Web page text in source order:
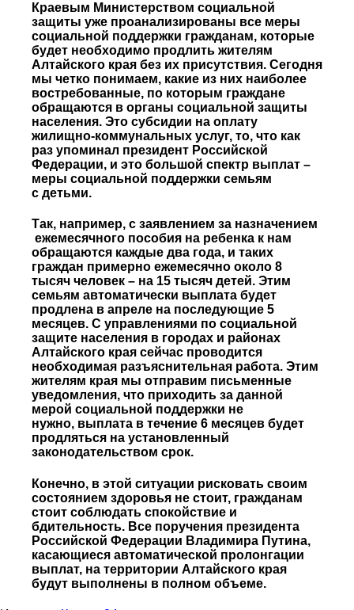
Краевым Министерством социальной
защиты уже проанализированы все меры
социальной поддержки гражданам, которые
будет необходимо продлить жителям
Алтайского края без их присутствия. Сегодня
мы четко понимаем, какие из них наиболее
востребованные, по которым граждане
обращаются в органы социальной защиты
населения. Это субсидии на оплату
жилищно-коммунальных услуг, то, что как
раз упоминал президент Российской
Федерации, и это большой спектр выплат –
меры социальной поддержки семьям
с детьми.
Так, например, с заявлением за назначением
ежемесячного пособия на ребенка к нам
обращаются каждые два года, и таких
граждан примерно ежемесячно около 8
тысяч человек – на 15 тысяч детей. Этим
семьям автоматически выплата будет
продлена в апреле на последующие 5
месяцев. С управлениями по социальной
защите населения в городах и районах
Алтайского края сейчас проводится
необходимая разъяснительная работа. Этим
жителям края мы отправим письменные
уведомления, что приходить за данной
мерой социальной поддержки не
нужно, выплата в течение 6 месяцев будет
продляться на установленный
законодательством срок.
Конечно, в этой ситуации рисковать своим
состоянием здоровья не стоит, гражданам
стоит соблюдать спокойствие и
бдительность. Все поручения президента
Российской Федерации Владимира Путина,
касающиеся автоматической пролонгации
выплат, на территории Алтайского края
будут выполнены в полном объеме.